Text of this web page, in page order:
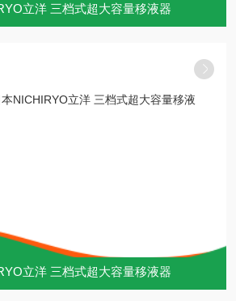
立洋 三档式超大容量移液器
立洋 三档式超大容量移液器